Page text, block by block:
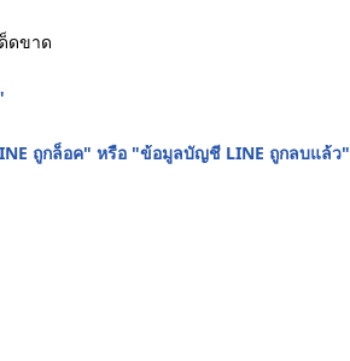
ดขาด
ถูกล็อค" หรือ "ข้อมูลบัญชี LINE ถูกลบแล้ว"